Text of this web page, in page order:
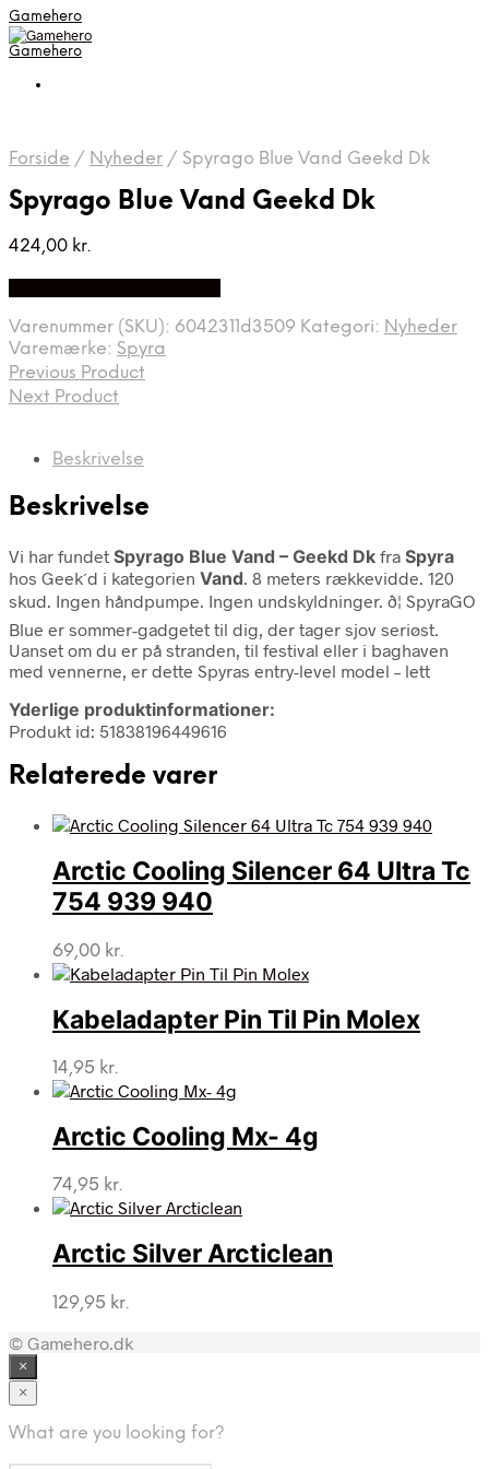
Gamehero
Gamehero
Forside / Nyheder / Spyrago Blue Vand Geekd Dk
Spyrago Blue Vand Geekd Dk
424,00 kr.
Varenummer (SKU): 6042311d3509 Kategori: Nyheder
Varemærke: Spyra
Previous Product
Next Product
Beskrivelse
Beskrivelse
Vi har fundet Spyrago Blue Vand – Geekd Dk fra Spyra
hos Geek´d i kategorien Vand. 8 meters rækkevidde. 120
skud. Ingen håndpumpe. Ingen undskyldninger. ð¦ SpyraGO
Blue er sommer-gadgetet til dig, der tager sjov seriøst.
Uanset om du er på stranden, til festival eller i baghaven
med vennerne, er dette Spyras entry-level model – lett
Yderlige produktinformationer:
Produkt id: 51838196449616
Relaterede varer
Arctic Cooling Silencer 64 Ultra Tc
754 939 940
69,00 kr.
Kabeladapter Pin Til Pin Molex
14,95 kr.
Arctic Cooling Mx- 4g
74,95 kr.
Arctic Silver Arcticlean
129,95 kr.
© Gamehero.dk
×
×
What are you looking for?